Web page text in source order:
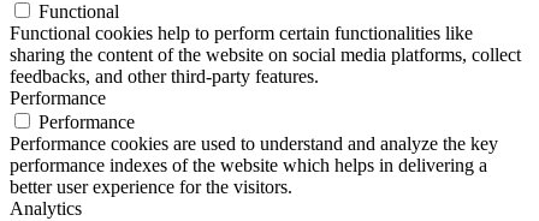
Functional
Functional cookies help to perform certain functionalities like
sharing the content of the website on social media platforms, collect
feedbacks, and other third-party features.
Performance
Performance
Performance cookies are used to understand and analyze the key
performance indexes of the website which helps in delivering a
better user experience for the visitors.
Analytics